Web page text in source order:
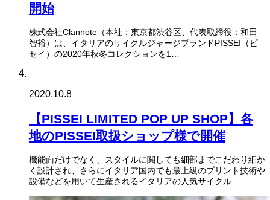
開始
株式会社Clannote（本社：東京都渋谷区、代表取締役：和田
智裕）は、イタリアのサイクルジャージブランドPISSEI（ピ
セイ）の2020年秋冬コレクションを1…
2020.10.8
【PISSEI LIMITED POP UP SHOP】各
地のPISSEI取扱ショップ様で開催
機能面だけでなく、スタイルに関しても細部までこだわり細か
く設計され、さらにイタリア国内でも最上級のプリント技術や
設備などを用いて生産されるイタリアの人気サイクル…